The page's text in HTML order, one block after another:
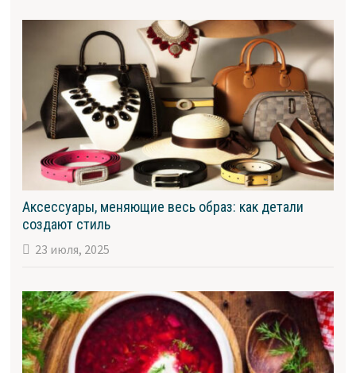
Аксессуары, меняющие весь образ: как детали
создают стиль
23 июля, 2025